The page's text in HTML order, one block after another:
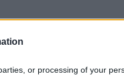
or processing of your
dėl neteisėto